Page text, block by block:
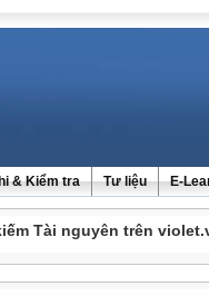
& Kiểm tra Tư liệu E-
Tài nguyên trên